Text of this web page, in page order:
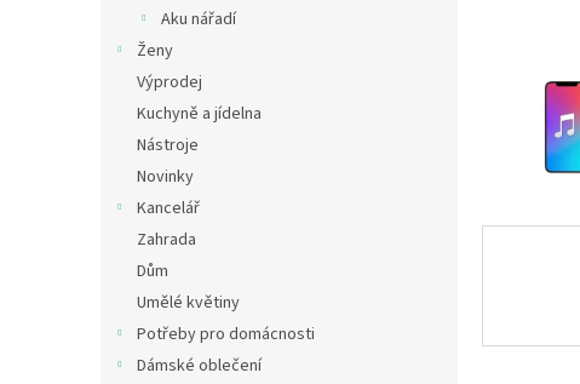
Aku nářadí
Ženy
Výprodej
Kuchyně a jídelna
Nástroje
Novinky
Kancelář
Zahrada
Dům
Umělé květiny
Potřeby pro domácnosti
Dámské oblečení